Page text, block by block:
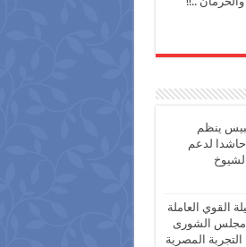
ينظم
حاشدا لدعم
القوي العاملة
مجلس الشورى
المصرية